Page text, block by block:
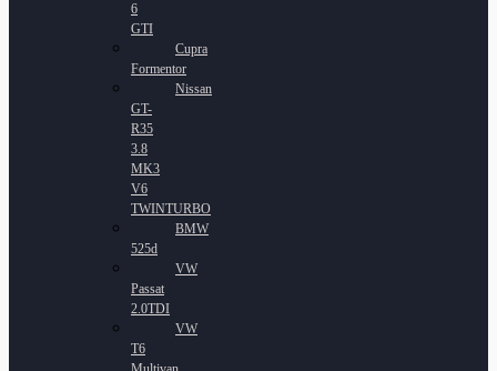
6
GTI
Cupra
Formentor
Nissan
GT-
R35
3.8
MK3
V6
TWINTURBO
BMW
525d
VW
Passat
2.0TDI
VW
T6